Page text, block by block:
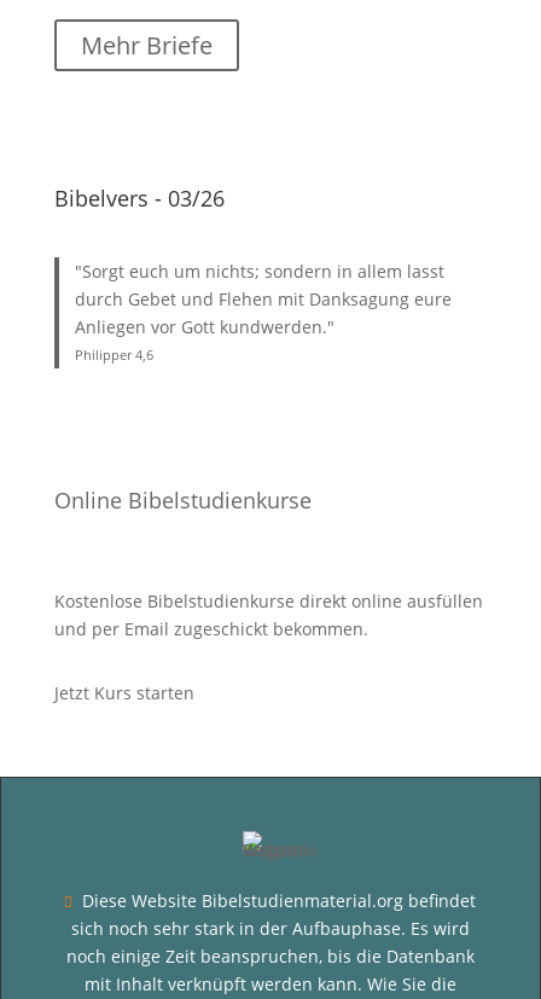
Mehr Briefe
Bibelvers - 03/26
"Sorgt euch um nichts; sondern in allem lasst
durch Gebet und Flehen mit Danksagung eure
Anliegen vor Gott kundwerden."
Philipper 4,6
Online Bibelstudienkurse
Kostenlose Bibelstudienkurse direkt online ausfüllen
und per Email zugeschickt bekommen.
Jetzt Kurs starten

Diese Website Bibelstudienmaterial.org befindet
sich noch sehr stark in der Aufbauphase. Es wird
noch einige Zeit beanspruchen, bis die Datenbank
mit Inhalt verknüpft werden kann. Wie Sie die